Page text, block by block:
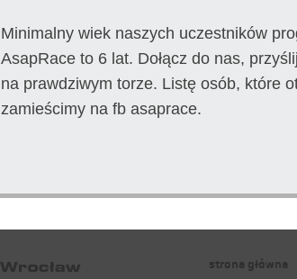
Minimalny wiek naszych uczestników
AsapRace to 6 lat. Dołącz do nas,
na prawdziwym torze. Listę osób, które
zamieścimy na fb asaprace.
strona główna